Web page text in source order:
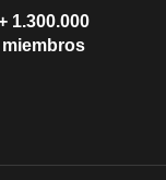
1.300.000
miembros